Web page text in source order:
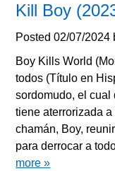
Kill Boy
Posted02/07/2024
Boy Kills World
todos (Título en
sordomudo, el cual
tiene aterrorizada
chamán, Boy,
para derrocar a
more »